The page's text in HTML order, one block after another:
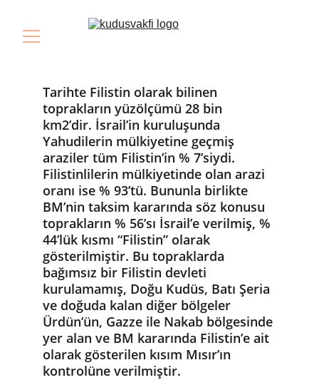
Tarihte Filistin olarak bilinen
toprakların yüzölçümü 28 bin
km2’dir. İsrail’in kuruluşunda
Yahudilerin mülkiyetine geçmiş
araziler tüm Filistin’in % 7’siydi.
Filistinlilerin mülkiyetinde olan arazi
oranı ise % 93’tü. Bununla birlikte
BM’nin taksim kararında söz konusu
toprakların % 56’sı İsrail’e verilmiş, %
44’lük kısmı “Filistin” olarak
gösterilmiştir. Bu topraklarda
bağımsız bir Filistin devleti
kurulamamış, Doğu Kudüs, Batı Şeria
ve doğuda kalan diğer bölgeler
Ürdün’ün, Gazze ile Nakab bölgesinde
yer alan ve BM kararında Filistin’e ait
olarak gösterilen kısım Mısır’ın
kontrolüne verilmiştir.